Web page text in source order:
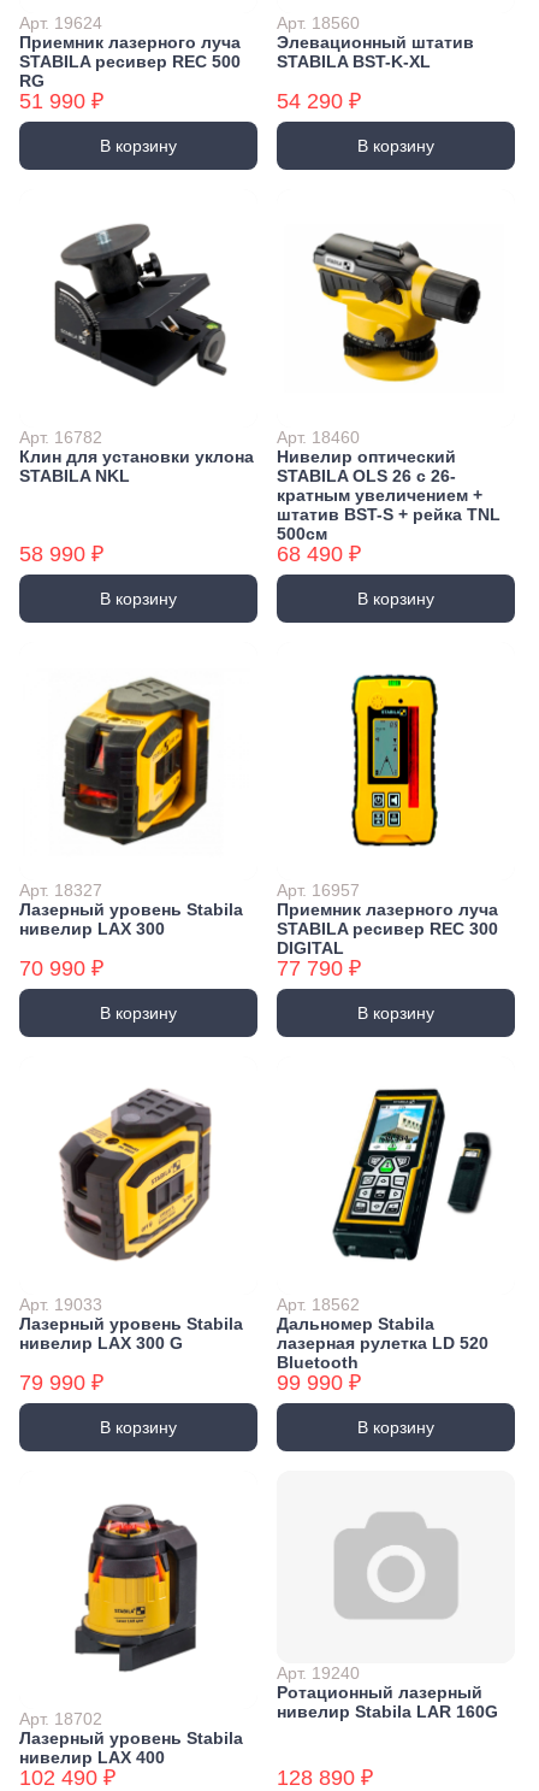
Арт. 19624
Приемник лазерного луча
STABILA ресивер REC 500
RG
51 990 ₽
В корзину
Арт. 18560
Элевационный штатив
STABILA BST-K-XL
54 290 ₽
В корзину
Арт. 16782
Клин для установки уклона
STABILA NKL
58 990 ₽
В корзину
Арт. 18460
Нивелир оптический
STABILA OLS 26 с 26-
кратным увеличением +
штатив BST-S + рейка TNL
500см
68 490 ₽
В корзину
Арт. 18327
Лазерный уровень Stabila
нивелир LAX 300
70 990 ₽
В корзину
Арт. 16957
Приемник лазерного луча
STABILA ресивер REC 300
DIGITAL
77 790 ₽
В корзину
Арт. 19033
Лазерный уровень Stabila
нивелир LAX 300 G
79 990 ₽
В корзину
Арт. 18562
Дальномер Stabila
лазерная рулетка LD 520
Bluetooth
99 990 ₽
В корзину
Арт. 18702
Лазерный уровень Stabila
нивелир LAX 400
102 490 ₽
Арт. 19240
Ротационный лазерный
нивелир Stabila LAR 160G
128 890 ₽